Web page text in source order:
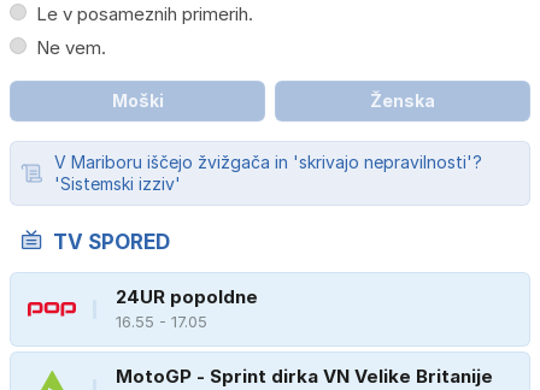
Le v posameznih primerih.
Ne vem.
Moški Ženska
V Mariboru iščejo žvižgača in 'skrivajo nepravilnosti'?
'Sistemski izziv'
TV SPORED
24UR popoldne
16.55 - 17.05
MotoGP - Sprint dirka VN Velike Britanije